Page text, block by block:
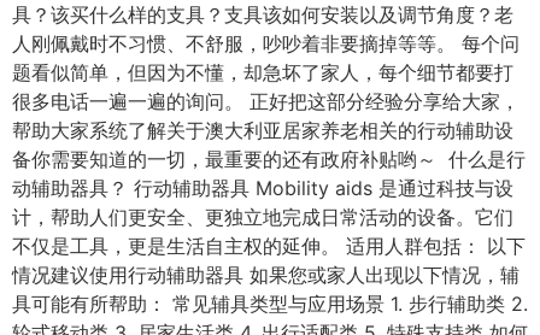
具？该买什么样的支具？支具该如何安装以及调节角度？老
人刚佩戴时不习惯、不舒服，吵吵着非要摘掉等等。 每个问
题看似简单，但因为不懂，却急坏了家人，每个细节都要打
很多电话一遍一遍的询问。 正好把这部分经验分享给大家，
帮助大家系统了解关于澳大利亚居家养老相关的行动辅助设
备你需要知道的一切，最重要的还有政府补贴哟～ 什么是行
动辅助器具？ 行动辅助器具 Mobility aids 是通过科技与设
计，帮助人们更安全、更独立地完成日常活动的设备。它们
不仅是工具，更是生活自主权的延伸。 适用人群包括： 以下
情况建议使用行动辅助器具 如果您或家人出现以下情况，辅
具可能有所帮助： 常见辅具类型与应用场景 1. 步行辅助类 2.